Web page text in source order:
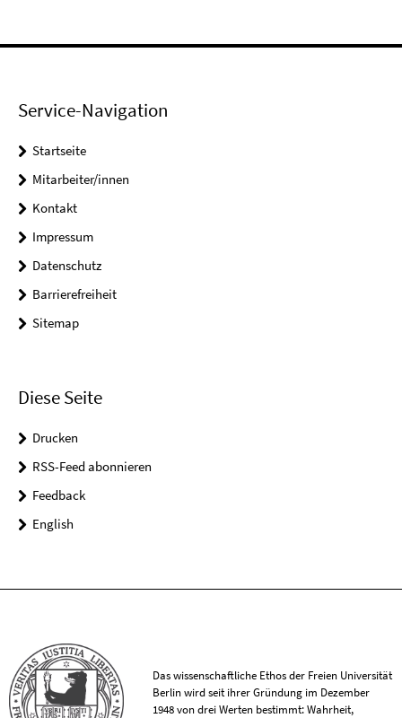
Service-Navigation
Startseite
Mitarbeiter/innen
Kontakt
Impressum
Datenschutz
Barrierefreiheit
Sitemap
Diese Seite
Drucken
RSS-Feed abonnieren
Feedback
English
Das wissenschaftliche Ethos der Freien Universität
Berlin wird seit ihrer Gründung im Dezember
1948 von drei Werten bestimmt: Wahrheit,